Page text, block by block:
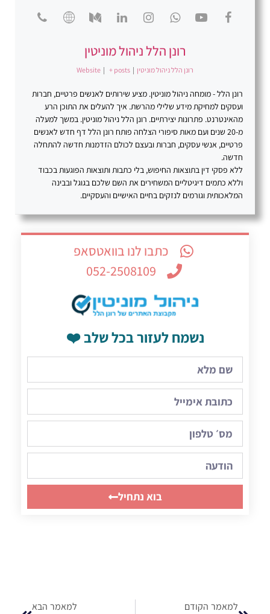
רונן הלל ניהול מוניטין
רונן הלל ניהול מוניטין |
Website | + posts
רונן הלל - מומחה ניהול מוניטין. מציע שירותים לאנשים פרטיים, חברות
ועסקים למחיקת מידע שלילי מהרשת. איך להעלים את התוכן הרע
מהאינטרנט. פתרונות יצירתיים. רונן הלל ניהול מוניטין. במשך למעלה
מ-20 שנים ועם מאות סיפורי הצלחה פותח רונן הלל דף חדש לאנשים
פרטיים, אנשי עסקים, חברות ובעצם לכולם הזדמנות חדשה להתחלה
חדשה.
ללא פסקי דין בתוצאות החיפוש, בלי כתבות ותוצאות הפוגעות בכבוד
וללא כתמים דיגיטליים המשחירים את השם שלכם בגוגל ובבינה
המלאכותית וגורמים לנזקים בחיים האישיים והעסקיים.
כתבו לנו בוואטסאפ
052-2508109
נשמח לעזור בכל שלב ❤️
בוא נתחיל
למאמר הקודם למאמר הבא